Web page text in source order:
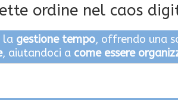
ordine nel caos
la gestione tempo, offrendo una
, aiutandoci a come essere